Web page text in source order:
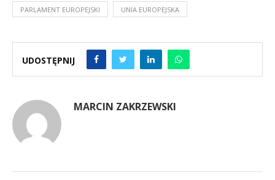
PARLAMENT EUROPEJSKI UNIA EUROPEJSKA
UDOSTĘPNIJ
MARCIN ZAKRZEWSKI